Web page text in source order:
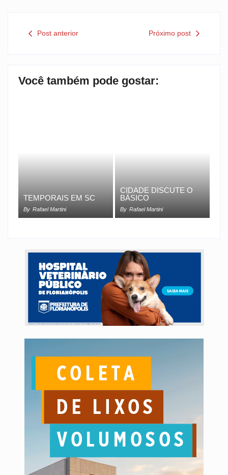
Post anterior Próximo post
Você também pode gostar:
TEMPORAIS EM SC
By Rafael Martini
CIDADE DISCUTE O
BÁSICO
By Rafael Martini